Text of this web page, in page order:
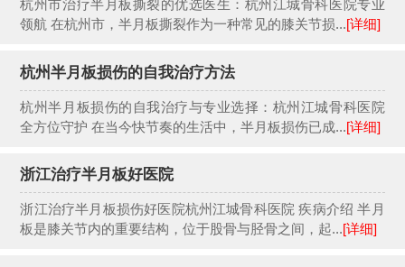
杭州市治疗半月板撕裂的优选医生：杭州江城骨科医院专业
领航 在杭州市，半月板撕裂作为一种常见的膝关节损...[详细]
杭州半月板损伤的自我治疗方法
杭州半月板损伤的自我治疗与专业选择：杭州江城骨科医院
全方位守护 在当今快节奏的生活中，半月板损伤已成...[详细]
浙江治疗半月板好医院
浙江治疗半月板损伤好医院杭州江城骨科医院 疾病介绍 半月
板是膝关节内的重要结构，位于股骨与胫骨之间，起...[详细]